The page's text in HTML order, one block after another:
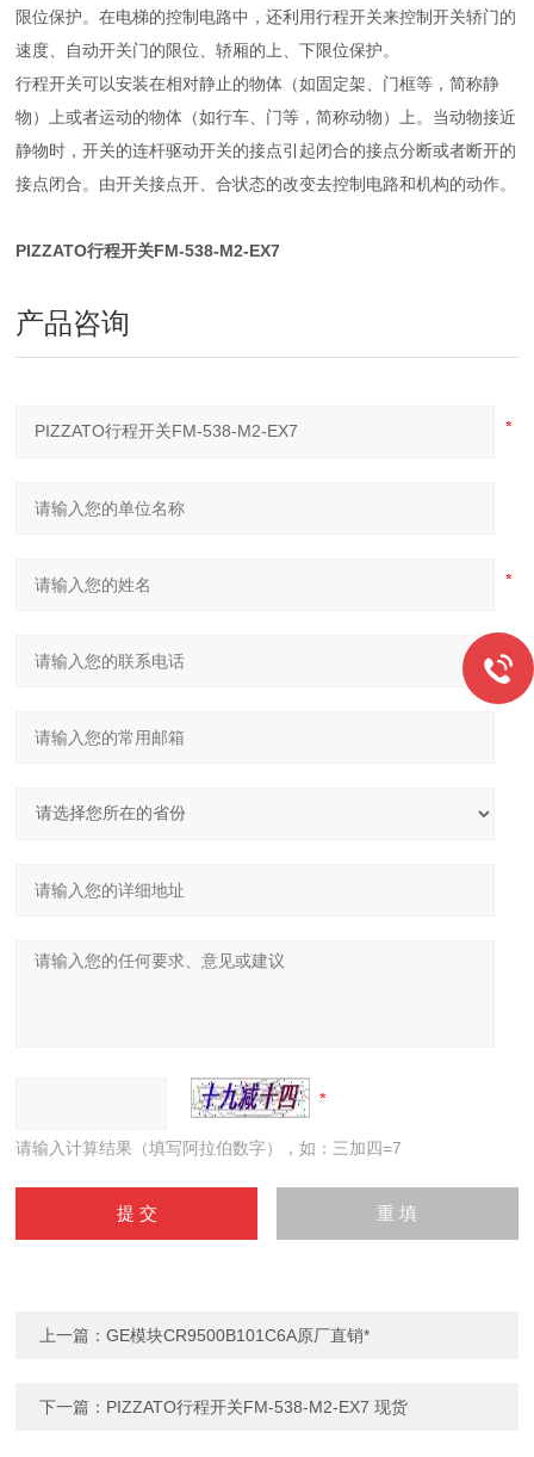
限位保护。在电梯的控制电路中，还利用行程开关来控制开关轿门的
速度、自动开关门的限位、轿厢的上、下限位保护。
行程开关可以安装在相对静止的物体（如固定架、门框等，简称静
物）上或者运动的物体（如行车、门等，简称动物）上。当动物接近
静物时，开关的连杆驱动开关的接点引起闭合的接点分断或者断开的
接点闭合。由开关接点开、合状态的改变去控制电路和机构的动作。
PIZZATO行程开关FM-538-M2-EX7
产品咨询
请输入计算结果（填写阿拉伯数字），如：三加四=7
上一篇：GE模块CR9500B101C6A原厂直销*
下一篇： PIZZATO行程开关FM-538-M2-EX7 现货